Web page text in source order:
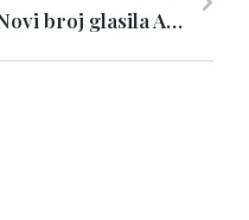
Novi broj glasila Ave Maria